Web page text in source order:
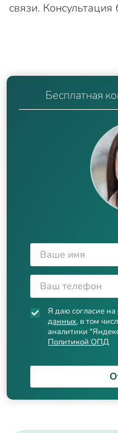
связи. Консультация
Бесплатная
Я даю согласие на
данных, в том
аналитики
Политикой ОПД